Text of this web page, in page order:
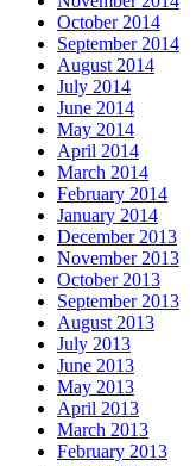
October 2014
September 2014
August 2014
July 2014
June 2014
May 2014
April 2014
March 2014
February 2014
January 2014
December 2013
November 2013
October 2013
September 2013
August 2013
July 2013
June 2013
May 2013
April 2013
March 2013
February 2013